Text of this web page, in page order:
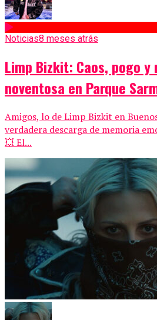
Noticias8 meses atrás
Limp Bizkit: Caos, pogo
noventosa en Parque
Amigos, lo de Limp Bizkit en
verdadera descarga de memoria
💥 El...